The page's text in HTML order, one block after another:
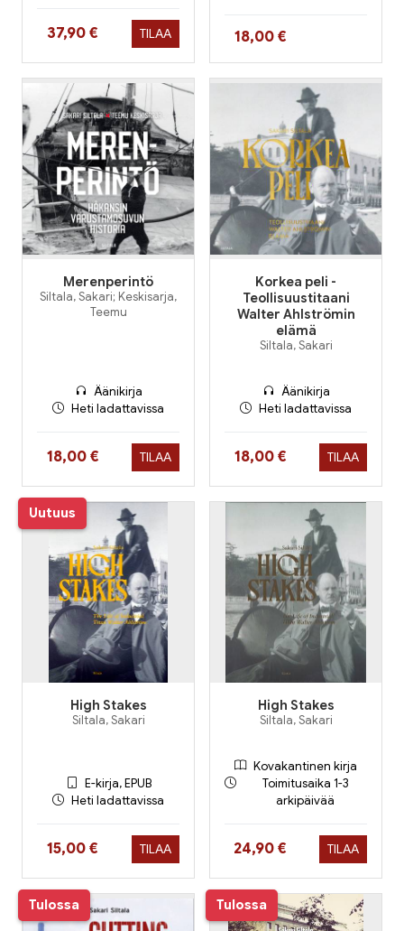
Hinta nyt
37,90 € TILAA Hinta nyt
18,00 €
Merenperintö
Siltala, Sakari; Keskisarja,
Teemu
Äänikirja
Heti ladattavissa
Hinta nyt
18,00 € TILAA
Korkea peli -
Teollisuustitaani
Walter Ahlströmin
elämä
Siltala, Sakari
Äänikirja
Heti ladattavissa
Hinta nyt
18,00 € TILAA
Uutuus
High Stakes
Siltala, Sakari
E-kirja, EPUB
Heti ladattavissa
Hinta nyt
15,00 € TILAA
High Stakes
Siltala, Sakari
Kovakantinen kirja
Toimitusaika 1-3
arkipäivää
Hinta nyt
24,90 € TILAA
Tulossa Tulossa